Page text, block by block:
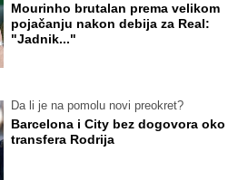
Mourinho brutalan prema velikom
pojačanju nakon debija za Real:
"Jadnik..."
Da li je na pomolu novi preokret?
Barcelona i City bez dogovora oko
transfera Rodrija